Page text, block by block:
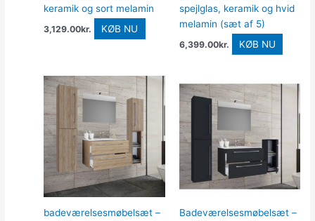
keramik og sort melamin
3,129.00kr. KØB NU
spejlglas, keramik og hvid
melamin (sæt af 5)
6,399.00kr. KØB NU
badeværelsesmøbelsæt –
Badeværelsesmøbelsæt –